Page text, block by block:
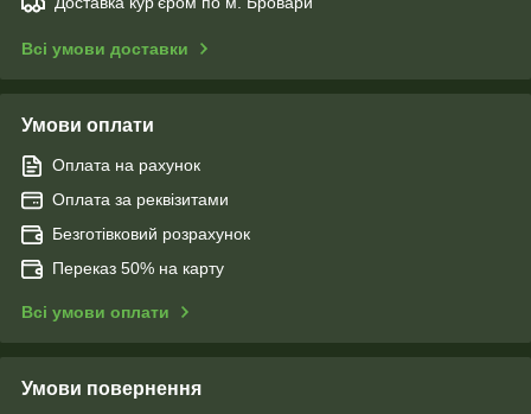
Всі умови доставки
Умови оплати
Оплата на рахунок
Оплата за реквізитами
Безготівковий розрахунок
Переказ 50% на карту
Всі умови оплати
Умови повернення